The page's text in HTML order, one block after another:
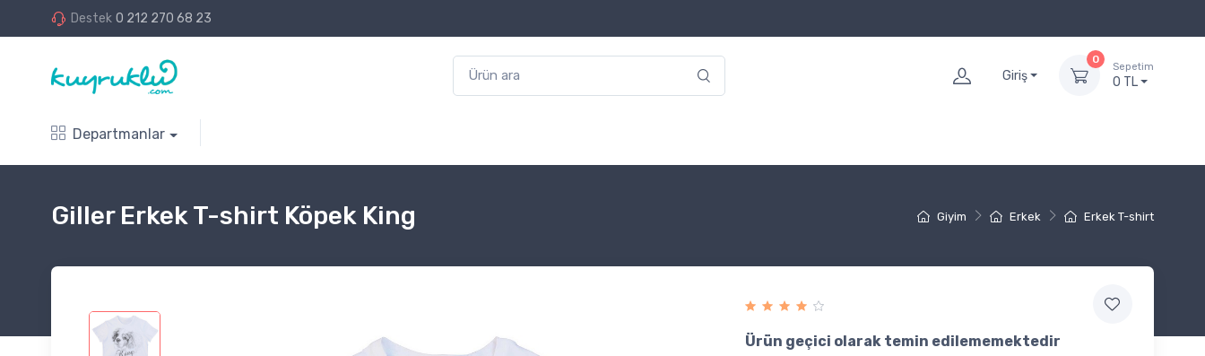
Destek 0 212 270 68 23
Giriş
0
Sepetim
0 TL
Departmanlar
Giyim Erkek Erkek T-shirt
Giller Erkek T-shirt Köpek King
Ürün geçici olarak temin edilememektedir